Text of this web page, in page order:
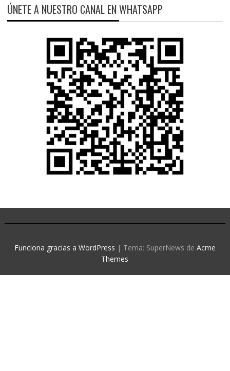
ÚNETE A NUESTRO CANAL EN WHATSAPP
Funciona gracias a WordPress | Tema: SuperNews de Acme
Themes